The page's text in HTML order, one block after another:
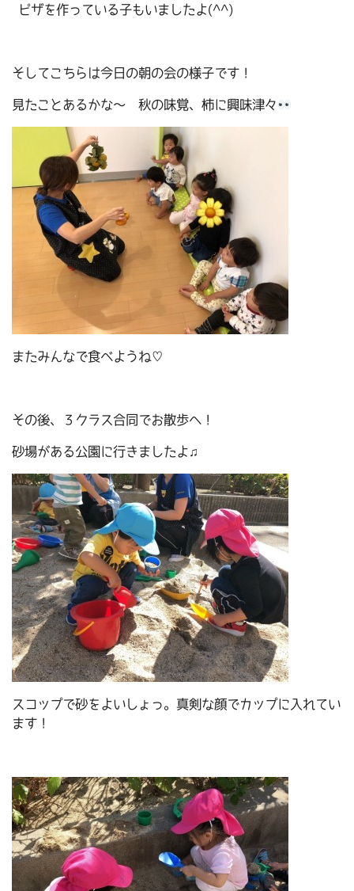
ピザを作っている子もいましたよ(^^)
そしてこちらは今日の朝の会の様子です！
見たことあるかな～ 秋の味覚、柿に興味津々
またみんなで食べようね♡
その後、３クラス合同でお散歩へ！
砂場がある公園に行きましたよ♫
スコップで砂をよいしょっ。真剣な顔でカップに入れてい
ます！